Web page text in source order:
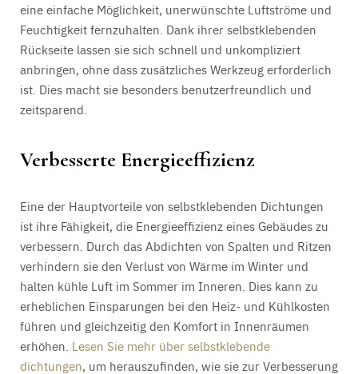
eine einfache Möglichkeit, unerwünschte Luftströme und
Feuchtigkeit fernzuhalten. Dank ihrer selbstklebenden
Rückseite lassen sie sich schnell und unkompliziert
anbringen, ohne dass zusätzliches Werkzeug erforderlich
ist. Dies macht sie besonders benutzerfreundlich und
zeitsparend.
Verbesserte Energieeffizienz
Eine der Hauptvorteile von selbstklebenden Dichtungen
ist ihre Fähigkeit, die Energieeffizienz eines Gebäudes zu
verbessern. Durch das Abdichten von Spalten und Ritzen
verhindern sie den Verlust von Wärme im Winter und
halten kühle Luft im Sommer im Inneren. Dies kann zu
erheblichen Einsparungen bei den Heiz- und Kühlkosten
führen und gleichzeitig den Komfort in Innenräumen
erhöhen. Lesen Sie mehr über selbstklebende
dichtungen, um herauszufinden, wie sie zur Verbesserung